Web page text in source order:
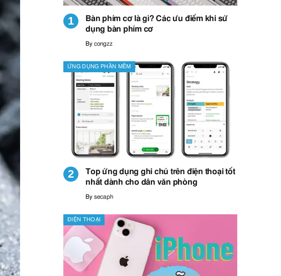
Bàn phím cơ là gì? Các ưu điểm khi sử
dụng bàn phím cơ
By congzz
ỨNG DỤNG PHẦN MỀM
Top ứng dụng ghi chú trên điện thoại tốt
nhất dành cho dân văn phòng
By secaph
ĐIỆN THOẠI